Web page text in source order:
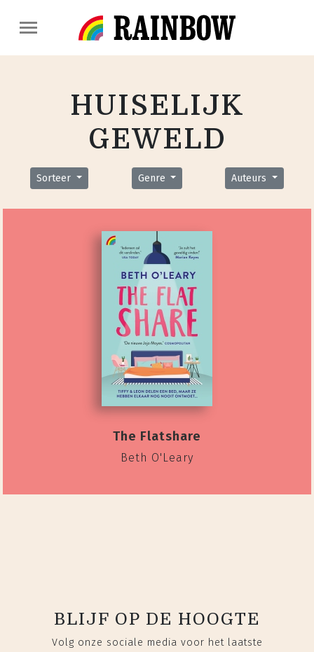
HUISELIJK
GEWELD
Sorteer Genre Auteurs
The Flatshare
Beth O'Leary
BLIJF OP DE HOOGTE
Volg onze sociale media voor het laatste